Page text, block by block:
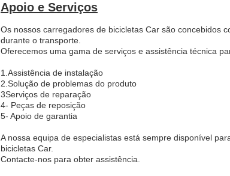
Apoio e Serviços
Os nossos carregadores de bicicletas Car são concebidos
durante o transporte.
Oferecemos uma gama de serviços e assistência técnica
1.Assistência de instalação
2.Solução de problemas do produto
3Serviços de reparação
4- Peças de reposição
5- Apoio de garantia
A nossa equipa de especialistas está sempre disponível
bicicletas Car.
Contacte-nos para obter assistência.